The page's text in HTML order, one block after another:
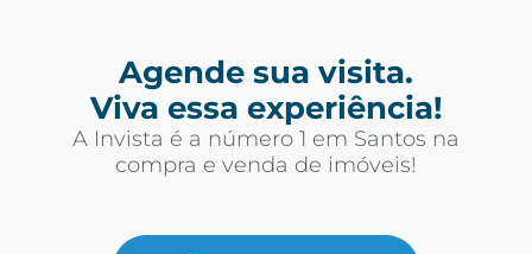
Agende sua visita.
Viva essa experiência!
A Invista é a número 1 em Santos na
compra e venda de imóveis!